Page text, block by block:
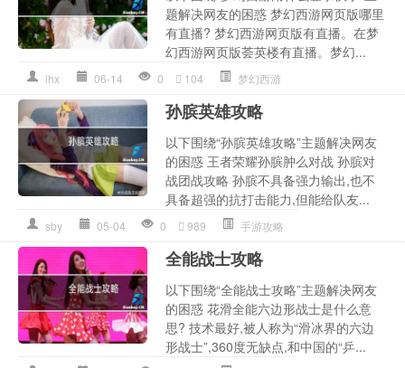
题解决网友的困惑 梦幻西游网页版哪里
有直播? 梦幻西游网页版有直播。在梦
幻西游网页版荟英楼有直播。梦幻...
lhx 06-14 0 104 梦幻西游
孙膑英雄攻略
以下围绕“孙膑英雄攻略”主题解决网友
的困惑 王者荣耀孙膑肿么对战 孙膑对
战团战攻略 孙膑不具备强力输出,也不
具备超强的抗打击能力,但能给队友...
sby 05-04 0 989 手游攻略
全能战士攻略
以下围绕“全能战士攻略”主题解决网友
的困惑 花滑全能六边形战士是什么意
思? 技术最好,被人称为“滑冰界的六边
形战士”,360度无缺点,和中国的“乒...